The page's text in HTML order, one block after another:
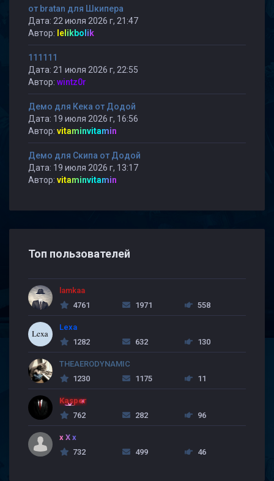
от bratan для Шкипера
Дата: 22 июля 2026 г, 21:47
Автор: lelikbolik
111111
Дата: 21 июля 2026 г, 22:55
Автор: wintz0r
Демо для Кека от Додой
Дата: 19 июля 2026 г, 16:56
Автор: vitaminvitamin
Демо для Скипа от Додой
Дата: 19 июля 2026 г, 13:17
Автор: vitaminvitamin
Топ пользователей
lamkaa
4761
1971 558
Lexa
1282
632 130
THEAERODYNAMIC
1230
1175 11
Kasper
762
282 96
x X x
732
499 46